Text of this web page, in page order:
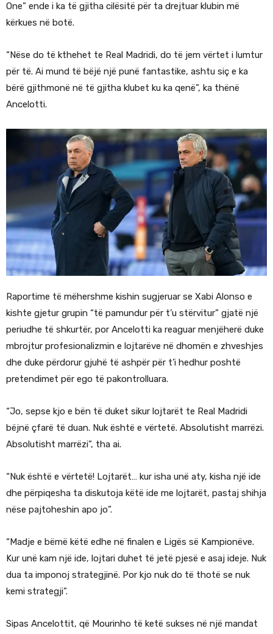
One” ende i ka të gjitha cilësitë për ta drejtuar klubin më
kërkues në botë.
“Nëse do të kthehet te Real Madridi, do të jem vërtet i lumtur
për të. Ai mund të bëjë një punë fantastike, ashtu siç e ka
bërë gjithmonë në të gjitha klubet ku ka qenë”, ka thënë
Ancelotti.
Raportime të mëhershme kishin sugjeruar se Xabi Alonso e
kishte gjetur grupin “të pamundur për t’u stërvitur” gjatë një
periudhe të shkurtër, por Ancelotti ka reaguar menjëherë duke
mbrojtur profesionalizmin e lojtarëve në dhomën e zhveshjes
dhe duke përdorur gjuhë të ashpër për t’i hedhur poshtë
pretendimet për ego të pakontrolluara.
“Jo, sepse kjo e bën të duket sikur lojtarët te Real Madridi
bëjnë çfarë të duan. Nuk është e vërtetë. Absolutisht marrëzi.
Absolutisht marrëzi”, tha ai.
“Nuk është e vërtetë! Lojtarët… kur isha unë aty, kisha një ide
dhe përpiqesha ta diskutoja këtë ide me lojtarët, pastaj shihja
nëse pajtoheshin apo jo”.
“Madje e bëmë këtë edhe në finalen e Ligës së Kampionëve.
Kur unë kam një ide, lojtari duhet të jetë pjesë e asaj ideje. Nuk
dua ta imponoj strategjinë. Por kjo nuk do të thotë se nuk
kemi strategji”.
Sipas Ancelottit, që Mourinho të ketë sukses në një mandat